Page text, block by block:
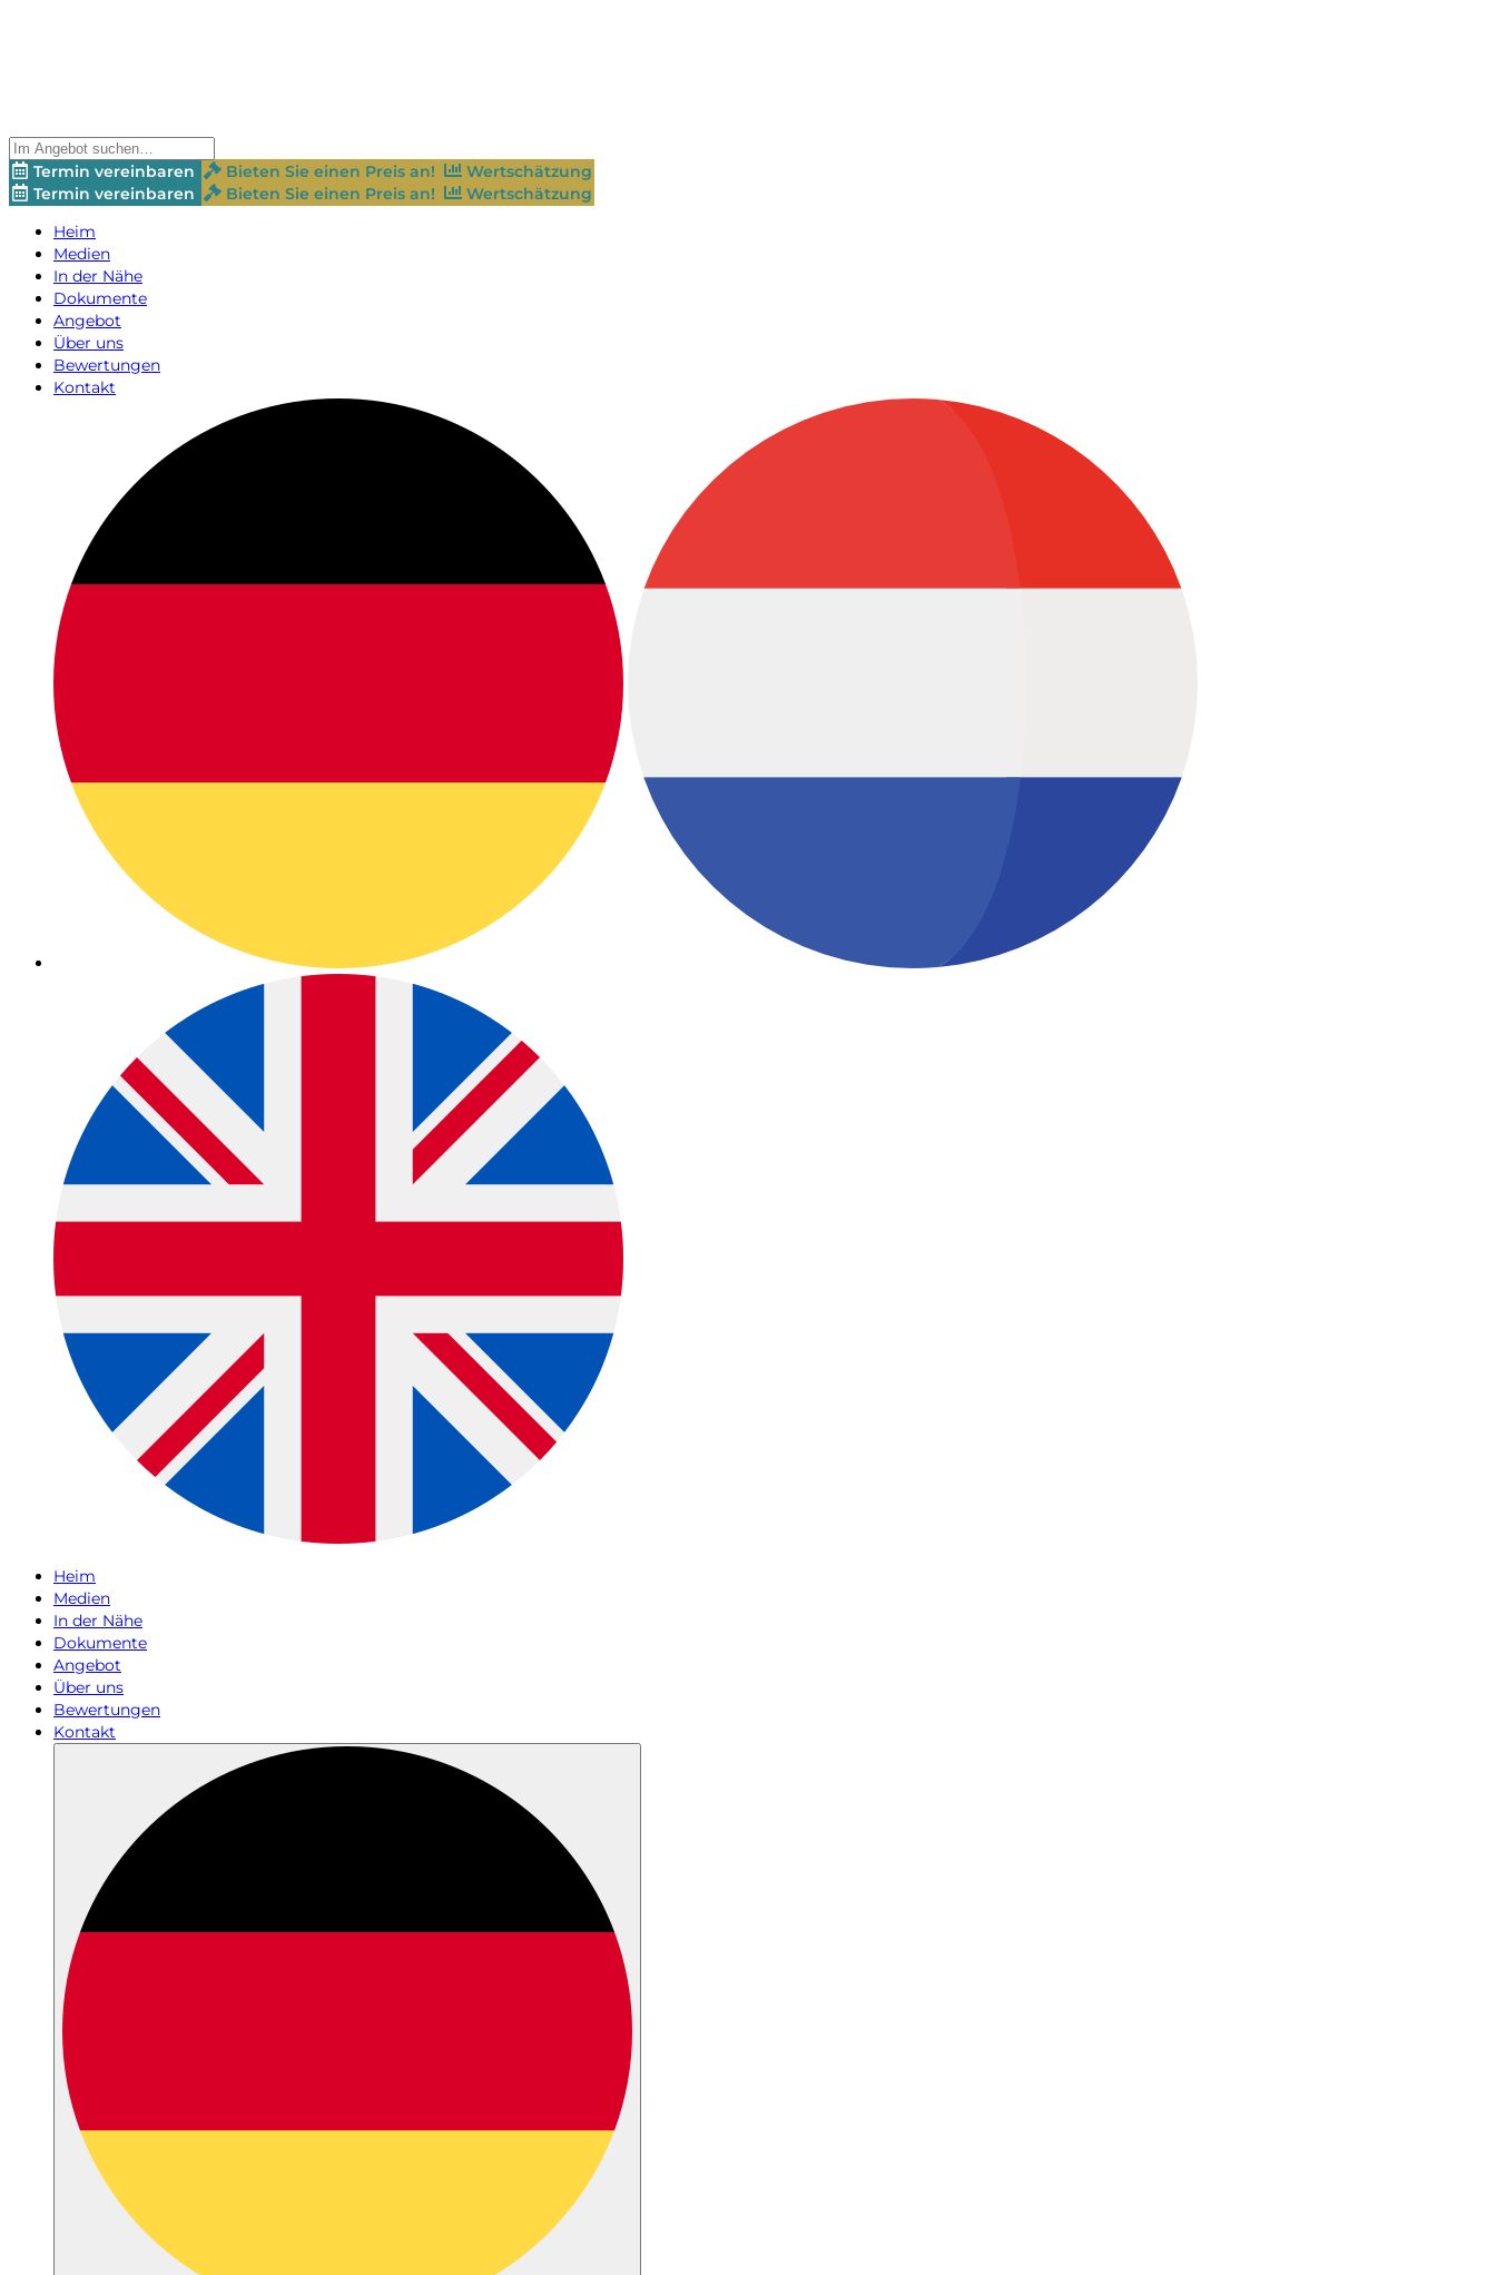
Termin vereinbaren Bieten Sie einen Preis an!
Wertschätzung
Termin vereinbaren
Bieten Sie einen Preis an!
Wertschätzung
Heim
Medien
In der Nähe
Dokumente
Angebot
Über uns
Bewertungen
Kontakt
Heim
Medien
In der Nähe
Dokumente
Angebot
Über uns
Bewertungen
Kontakt